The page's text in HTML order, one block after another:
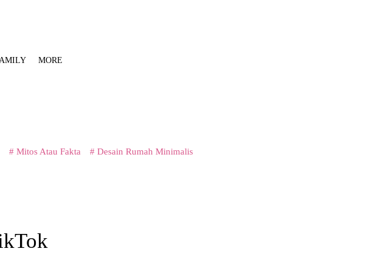
MORE
# Mitos Atau Fakta # Desain Rumah Minimalis